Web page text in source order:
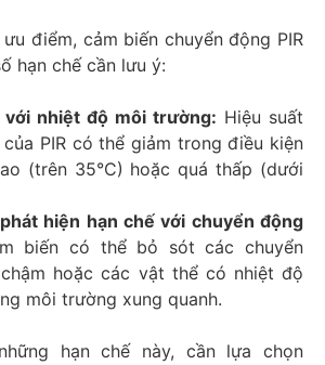
điểm, cảm biến chuyển động PIR
hạn chế cần lưu ý:
với nhiệt độ môi trường: Hiệu suất
PIR có thể giảm trong điều kiện
(trên 35°C) hoặc quá thấp (dưới
hiện hạn chế với chuyển động
biến có thể bỏ sót các chuyển
hoặc các vật thể có nhiệt độ
môi trường xung quanh.
hạn chế này, cần lựa chọn